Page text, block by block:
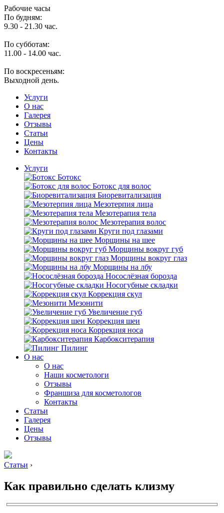
Рабочие часы
По будням:
9.30 - 21.30 час.
По субботам:
11.00 - 14.00 час.
По воскресеньям:
Выходной день.
Услуги
O нас
Галерея
Отзывы
Статьи
Цены
Контакты
Услуги
Ботокс
Ботокс для волос
Биоревитализация
Мезотерпия лица
Мезотерапия тела
Мезотерапия волос
Круги под глазами
Морщины на шее
Морщины вокруг губ
Морщины вокруг глаз
Морщины на лбу
Носослёзная борозда
Носогубные складки
Коррекция скул
Мезонити
Увеличение губ
Коррекция шеи
Коррекция носа
Карбокситерапия
Пилинг
O нас
O нас
Наши косметологи
Отзывы
Франшиза для косметологов
Контакты
Статьи
Галерея
Цены
Отзывы
Статьи ›
Как правильно сделать клизму